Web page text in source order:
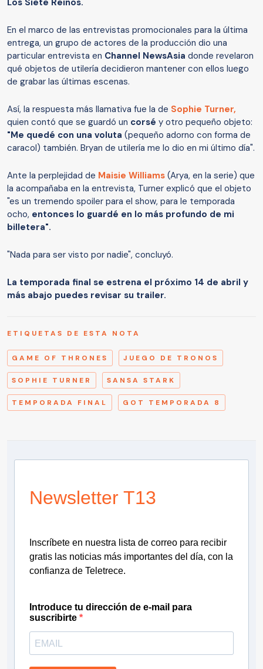
Los Siete Reinos.
En el marco de las entrevistas promocionales para la última
entrega, un grupo de actores de la producción dio una
particular entrevista en Channel NewsAsia donde revelaron
qué objetos de utilería decidieron mantener con ellos luego
de grabar las últimas escenas.
Así, la respuesta más llamativa fue la de Sophie Turner,
quien contó que se guardó un corsé y otro pequeño objeto:
"Me quedé con una voluta (pequeño adorno con forma de
caracol) también. Bryan de utilería me lo dio en mi último día".
Ante la perplejidad de Maisie Williams (Arya, en la serie) que
la acompañaba en la entrevista, Turner explicó que el objeto
"es un tremendo spoiler para el show, para le temporada
ocho, entonces lo guardé en lo más profundo de mi
billetera".
"Nada para ser visto por nadie", concluyó.
La temporada final se estrena el próximo 14 de abril y
más abajo puedes revisar su trailer.
ETIQUETAS DE ESTA NOTA
GAME OF THRONES JUEGO DE TRONOS
SOPHIE TURNER SANSA STARK
TEMPORADA FINAL GOT TEMPORADA 8
Newsletter T13
Inscríbete en nuestra lista de correo para recibir
gratis las noticias más importantes del día, con la
confianza de Teletrece.
Introduce tu dirección de e-mail para
suscribirte